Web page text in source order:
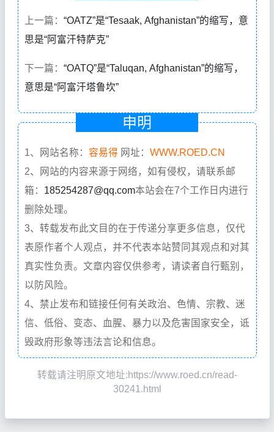
上一篇： “OATZ”是“Tesaak, Afghanistan”的缩写，意
思是“阿富汗特萨克”
下一篇： “OATQ”是“Taluqan, Afghanistan”的缩写，
意思是“阿富汗塔鲁坎”
申明
1、网站名称： 容易得 网址： WWW.ROED.CN
2、网站的内容来源于网络，如有侵权，请联系邮
箱： 185254287@qq.com本站会在7个工作日内进行
删除处理。
3、转载发布此文目的在于传递分享更多信息，仅代
表原作者个人观点，并不代表本站赞同其观点和对其
真实性负责。文章内容仅供参考，请读者自行甄别，
以防风险。
4、禁止发布和链接任何有关政治、色情、宗教、迷
信、低俗、变态、血腥、暴力以及危害国家安全，诋
毁政府形象等违法言论和信息。
转载请注明原文地址:https://www.roed.cn/read-
30241.html